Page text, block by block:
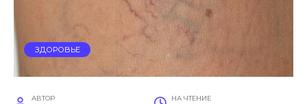
ЗДОРОВЬЕ
АВТОР НА ЧТЕНИЕ